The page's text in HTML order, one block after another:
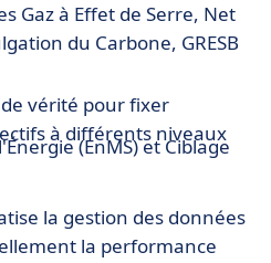
Gaz à Effet de Serre, Net
du Carbone, GRESB
vérité pour fixer
à différents niveaux
(EnMS) et Ciblage
la gestion des données
la performance